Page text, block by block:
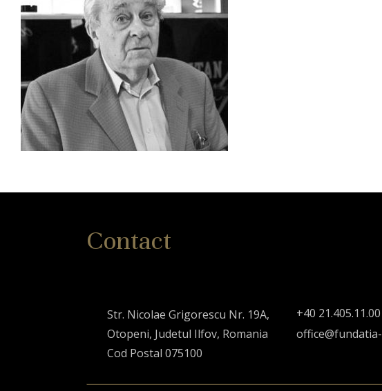
Contact
Str. Nicolae Grigorescu Nr. 19A,
Otopeni, Judetul Ilfov, Romania
Cod Postal 075100
+40 21.405.11.00